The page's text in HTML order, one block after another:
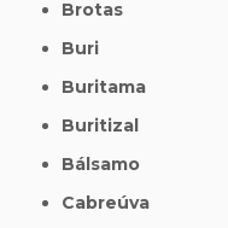
Brotas
Buri
Buritama
Buritizal
Bálsamo
Cabreúva